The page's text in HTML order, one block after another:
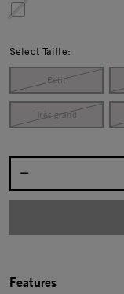
Select Taille:
Petit
Très grand
Features